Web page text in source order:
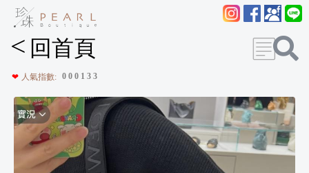
< 回首頁
❤ 人氣指數: 0 0 0 1 3 3